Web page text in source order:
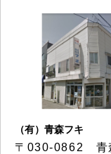
（有）青森フキ
〒030-0862 青